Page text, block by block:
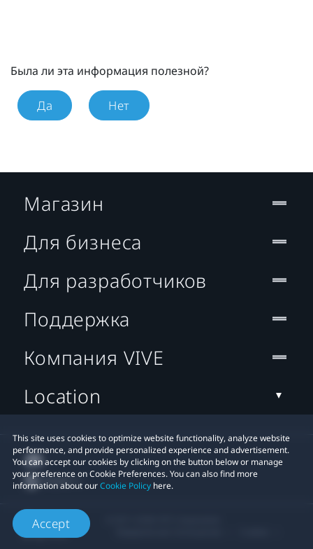
Была ли эта информация полезной?
Да Нет
This site uses cookies to optimize website functionality, analyze website
performance, and provide personalized experience and advertisement.
You can accept our cookies by clicking on the button below or manage
your preference on Cookie Preferences. You can also find more
information about ourCookie Policy here.
Accept
Магазин
Для бизнеса
Для разработчиков
Поддержка
Компания VIVE
Location